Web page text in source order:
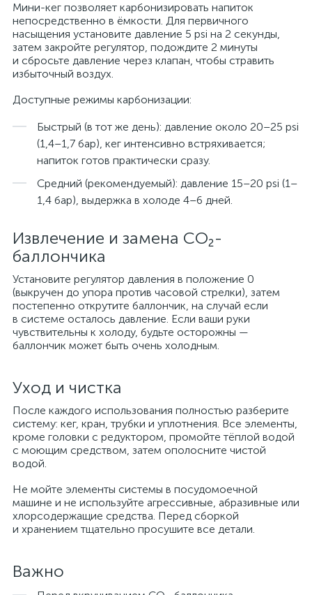
Мини-кег позволяет карбонизировать напиток
непосредственно в ёмкости. Для первичного
насыщения установите давление 5 psi на 2 секунды,
затем закройте регулятор, подождите 2 минуты
и сбросьте давление через клапан, чтобы стравить
избыточный воздух.
Доступные режимы карбонизации:
Быстрый (в тот же день): давление около 20–25 psi
(1,4–1,7 бар), кег интенсивно встряхивается;
напиток готов практически сразу.
Средний (рекомендуемый): давление 15–20 psi (1–
1,4 бар), выдержка в холоде 4–6 дней.
Извлечение и замена CO₂-
баллончика
Установите регулятор давления в положение 0
(выкручен до упора против часовой стрелки), затем
постепенно открутите баллончик, на случай если
в системе осталось давление. Если ваши руки
чувствительны к холоду, будьте осторожны —
баллончик может быть очень холодным.
Уход и чистка
После каждого использования полностью разберите
систему: кег, кран, трубки и уплотнения. Все элементы,
кроме головки с редуктором, промойте тёплой водой
с моющим средством, затем ополосните чистой
водой.
Не мойте элементы системы в посудомоечной
машине и не используйте агрессивные, абразивные или
хлорсодержащие средства. Перед сборкой
и хранением тщательно просушите все детали.
Важно